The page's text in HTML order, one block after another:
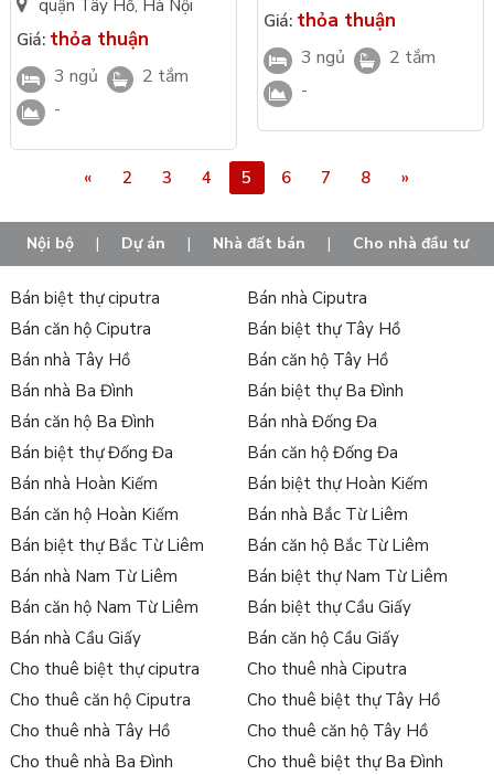
và hỗ trợ tài chính để giúp bạn thực hiện ước mơ sở hữu căn hộ
tại quận Tây Hồ.
Sàn bất động sản Tân Long chuyên cung cấp căn hộ bán và
sang nhượng chính chủ tại các dự án bán tại Ciputra, Ngoại
Giao Đoàn, Tân Hoàng Minh, Starlake, ... và đặc biệt
tại Tây Hồ Hà Nội
với mức giá tốt nhất, pháp lý đầy đủ và vị
tưởng cho từng khách hàng.
Xem thêm:
Cho thuê nhà Tây Hồ
Bán nhà Tây Hồ
quận Tây Hồ, Hà Nội
Giá: thỏa thuận
3 ngủ
2 tắm
-
Capitaland
Giá: thỏa thuận
3 ngủ
2 tắm
-
« 2 3 4 5 6 7 8 »
Nội bộ | Dự án | Nhà đất bán | Cho nhà đầu tư
Bán biệt thự ciputra
Bán nhà Ciputra
Bán căn hộ Ciputra
Bán biệt thự Tây Hồ
Bán nhà Tây Hồ
Bán căn hộ Tây Hồ
Bán nhà Ba Đình
Bán biệt thự Ba Đình
Bán căn hộ Ba Đình
Bán nhà Đống Đa
Bán biệt thự Đống Đa
Bán căn hộ Đống Đa
Bán nhà Hoàn Kiếm
Bán biệt thự Hoàn Kiếm
Bán căn hộ Hoàn Kiếm
Bán nhà Bắc Từ Liêm
Bán biệt thự Bắc Từ Liêm
Bán căn hộ Bắc Từ Liêm
Bán nhà Nam Từ Liêm
Bán biệt thự Nam Từ Liêm
Bán căn hộ Nam Từ Liêm
Bán biệt thự Cầu Giấy
Bán nhà Cầu Giấy
Bán căn hộ Cầu Giấy
Cho thuê biệt thự ciputra
Cho thuê nhà Ciputra
Cho thuê căn hộ Ciputra
Cho thuê biệt thự Tây Hồ
Cho thuê nhà Tây Hồ
Cho thuê căn hộ Tây Hồ
Cho thuê nhà Ba Đình
Cho thuê biệt thự Ba Đình